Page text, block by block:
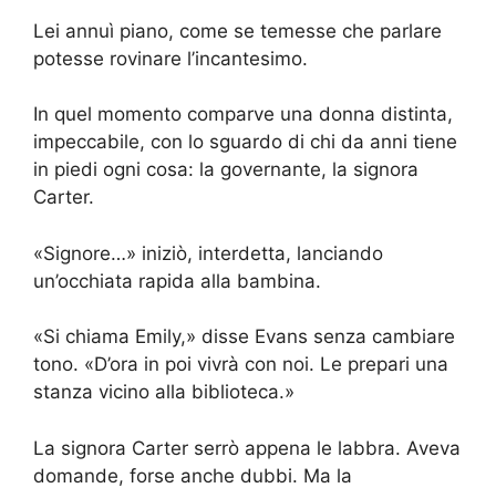
Lei annuì piano, come se temesse che parlare
potesse rovinare l’incantesimo.
In quel momento comparve una donna distinta,
impeccabile, con lo sguardo di chi da anni tiene
in piedi ogni cosa: la governante, la signora
Carter.
«Signore…» iniziò, interdetta, lanciando
un’occhiata rapida alla bambina.
«Si chiama Emily,» disse Evans senza cambiare
tono. «D’ora in poi vivrà con noi. Le prepari una
stanza vicino alla biblioteca.»
La signora Carter serrò appena le labbra. Aveva
domande, forse anche dubbi. Ma la